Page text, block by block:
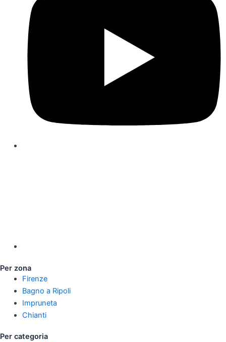
Per zona
Firenze
Bagno a Ripoli
Impruneta
Chianti
Per categoria